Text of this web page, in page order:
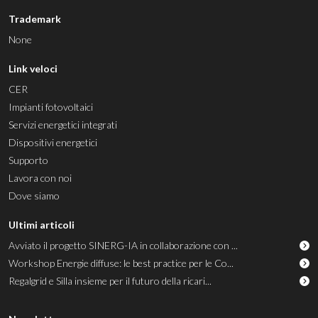
Trademark
None
Link veloci
CER
Impianti fotovoltaici
Servizi energetici integrati
Dispositivi energetici
Supporto
Lavora con noi
Dove siamo
Ultimi articoli
Avviato il progetto SINERG-IA in collaborazione con ...
Workshop Energie diffuse: le best practice per le Co...
Regalgrid e Silla insieme per il futuro della ricari...